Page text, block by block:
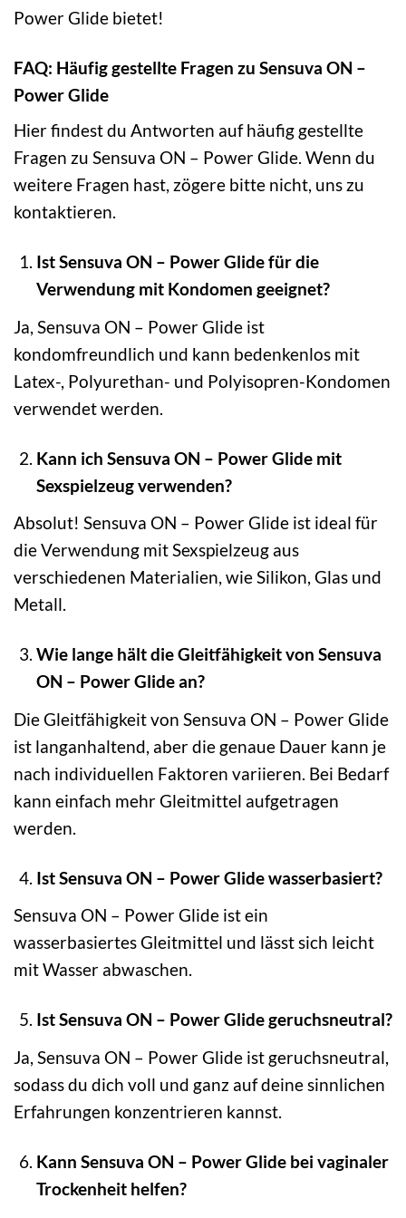
Power Glide bietet!
FAQ: Häufig gestellte Fragen zu Sensuva ON –
Power Glide
Hier findest du Antworten auf häufig gestellte
Fragen zu Sensuva ON – Power Glide. Wenn du
weitere Fragen hast, zögere bitte nicht, uns zu
kontaktieren.
Ist Sensuva ON – Power Glide für die
Verwendung mit Kondomen geeignet?
Ja, Sensuva ON – Power Glide ist
kondomfreundlich und kann bedenkenlos mit
Latex-, Polyurethan- und Polyisopren-Kondomen
verwendet werden.
Kann ich Sensuva ON – Power Glide mit
Sexspielzeug verwenden?
Absolut! Sensuva ON – Power Glide ist ideal für
die Verwendung mit Sexspielzeug aus
verschiedenen Materialien, wie Silikon, Glas und
Metall.
Wie lange hält die Gleitfähigkeit von Sensuva
ON – Power Glide an?
Die Gleitfähigkeit von Sensuva ON – Power Glide
ist langanhaltend, aber die genaue Dauer kann je
nach individuellen Faktoren variieren. Bei Bedarf
kann einfach mehr Gleitmittel aufgetragen
werden.
Ist Sensuva ON – Power Glide wasserbasiert?
Sensuva ON – Power Glide ist ein
wasserbasiertes Gleitmittel und lässt sich leicht
mit Wasser abwaschen.
Ist Sensuva ON – Power Glide geruchsneutral?
Ja, Sensuva ON – Power Glide ist geruchsneutral,
sodass du dich voll und ganz auf deine sinnlichen
Erfahrungen konzentrieren kannst.
Kann Sensuva ON – Power Glide bei vaginaler
Trockenheit helfen?